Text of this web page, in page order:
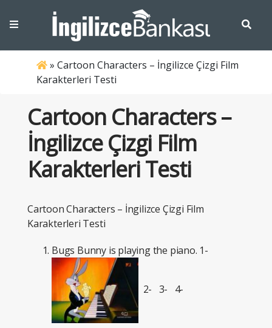
» Cartoon Characters – İngilizce Çizgi Film
Karakterleri Testi
Cartoon Characters –
İngilizce Çizgi Film
Karakterleri Testi
Cartoon Characters – İngilizce Çizgi Film
Karakterleri Testi
Bugs Bunny is playing the piano. 1-
2- 3- 4-